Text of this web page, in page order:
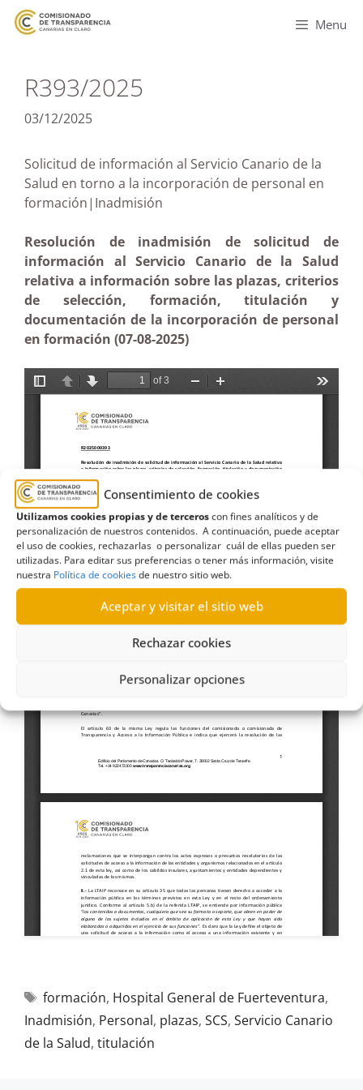
Consentimiento de cookies
Utilizamos cookies propias y de terceroscon fines analíticos y de
personalización de nuestros contenidos. A continuación, puede aceptar
el uso de cookies, rechazarlas o personalizar cuál de ellas pueden ser
utilizadas. Para editar sus preferencias o tener más información, visite
nuestra Política de cookiesde nuestro sitio web.
Aceptar y visitar el sitio web
Rechazar cookies
Personalizar opciones
Menu
R393/2025
03/12/2025
Solicitud de información al Servicio Canario de la
Salud en torno a la incorporación de personal en
formación|Inadmisión
Resolución de inadmisión de solicitud de
información al Servicio Canario de la Salud
relativa a información sobre las plazas, criterios
de selección, formación, titulación y
documentación de la incorporación de personal
en formación (07-08-2025)
formación, Hospital General de Fuerteventura,
Inadmisión, Personal, plazas, SCS, Servicio Canario
de la Salud, titulación